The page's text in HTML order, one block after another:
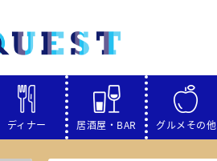
ディナー 居酒屋・BAR グルメその他